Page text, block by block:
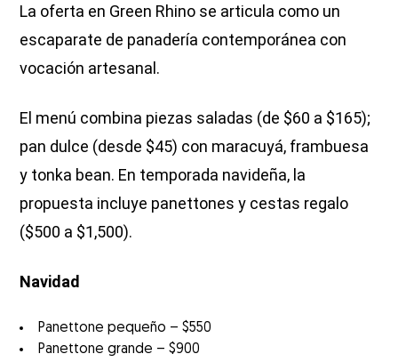
La oferta en Green Rhino se articula como un
escaparate de panadería contemporánea con
vocación artesanal.
El menú combina piezas saladas (de $60 a $165);
pan dulce (desde $45) con maracuyá, frambuesa
y tonka bean. En temporada navideña, la
propuesta incluye panettones y cestas regalo
($500 a $1,500).
Navidad
Panettone pequeño – $550
Panettone grande – $900